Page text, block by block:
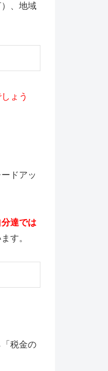
、地域
ょう
ドアッ
達では
す。
税金の